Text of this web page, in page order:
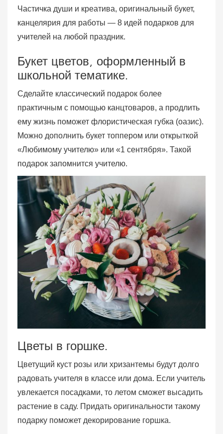
Частичка души и креатива, оригинальный букет,
канцелярия для работы — 8 идей подарков для
учителей на любой праздник.
Букет цветов, оформленный в
школьной тематике.
Сделайте классический подарок более
практичным с помощью канцтоваров, а продлить
ему жизнь поможет флористическая губка (оазис).
Можно дополнить букет топпером или открыткой
«Любимому учителю» или «1 сентября». Такой
подарок запомнится учителю.
Цветы в горшке.
Цветущий куст розы или хризантемы будут долго
радовать учителя в классе или дома. Если учитель
увлекается посадками, то летом сможет высадить
растение в саду. Придать оригинальности такому
подарку поможет декорирование горшка.